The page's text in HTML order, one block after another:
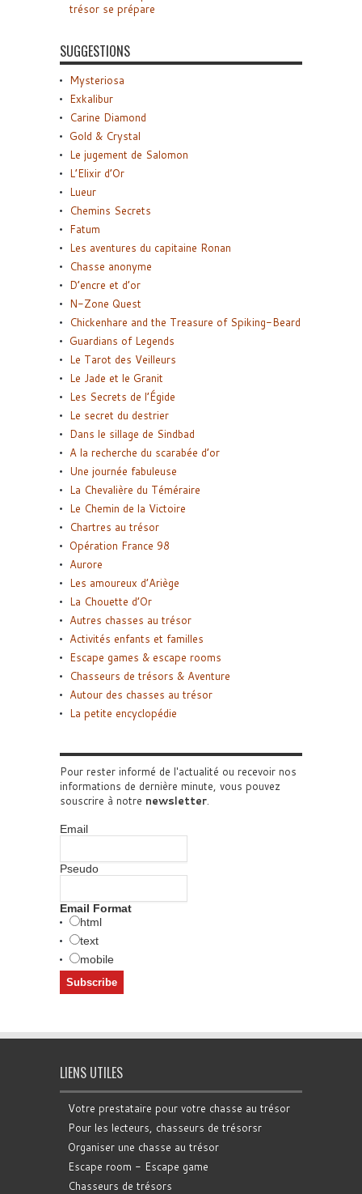
trésor se prépare
SUGGESTIONS
Mysteriosa
Exkalibur
Carine Diamond
Gold & Crystal
Le jugement de Salomon
L’Elixir d’Or
Lueur
Chemins Secrets
Fatum
Les aventures du capitaine Ronan
Chasse anonyme
D’encre et d’or
N-Zone Quest
Chickenhare and the Treasure of Spiking-Beard
Guardians of Legends
Le Tarot des Veilleurs
Le Jade et le Granit
Les Secrets de l’Égide
Le secret du destrier
Dans le sillage de Sindbad
A la recherche du scarabée d’or
Une journée fabuleuse
La Chevalière du Téméraire
Le Chemin de la Victoire
Chartres au trésor
Opération France 98
Aurore
Les amoureux d’Ariège
La Chouette d’Or
Autres chasses au trésor
Activités enfants et familles
Escape games & escape rooms
Chasseurs de trésors & Aventure
Autour des chasses au trésor
La petite encyclopédie
Pour rester informé de l'actualité ou recevoir nos
informations de dernière minute, vous pouvez
souscrire à notre newsletter.
Email
Pseudo
Email Format
html
text
mobile
LIENS UTILES
Votre prestataire pour votre chasse au trésor
Pour les lecteurs, chasseurs de trésorsr
Organiser une chasse au trésor
Escape room - Escape game
Chasseurs de trésors